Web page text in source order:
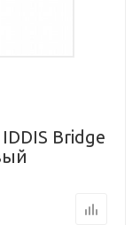
Bridge